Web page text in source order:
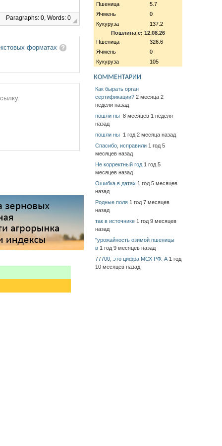
Paragraphs: 0, Words: 0
форматах
Пшеница
5.7
Ячмень
0
Кукуруза
137.2
Пошлина с: 12.08.26
Пшеница
326.6
Ячмень
0
Кукуруза
105
КОММЕНТАРИИ
Как бырать орган
сертификации? 2 месяца 2
недели назад
пошли ны 8 месяцев 1 неделя
назад
пошли ны 1 год 2 месяца назад
Спасибо, исправили 1 год 5
месяцев назад
Не корректный год 1 год 5
месяцев назад
Ошибка в датах 1 год 5 месяцев
назад
Родные поля 1 год 7 месяцев
назад
так в источнике 1 год 9 месяцев
назад
"урожайность озимой пшеницы
в 1 год 9 месяцев назад
77700, это цифра МСХ РФ. А 1 год
10 месяцев назад